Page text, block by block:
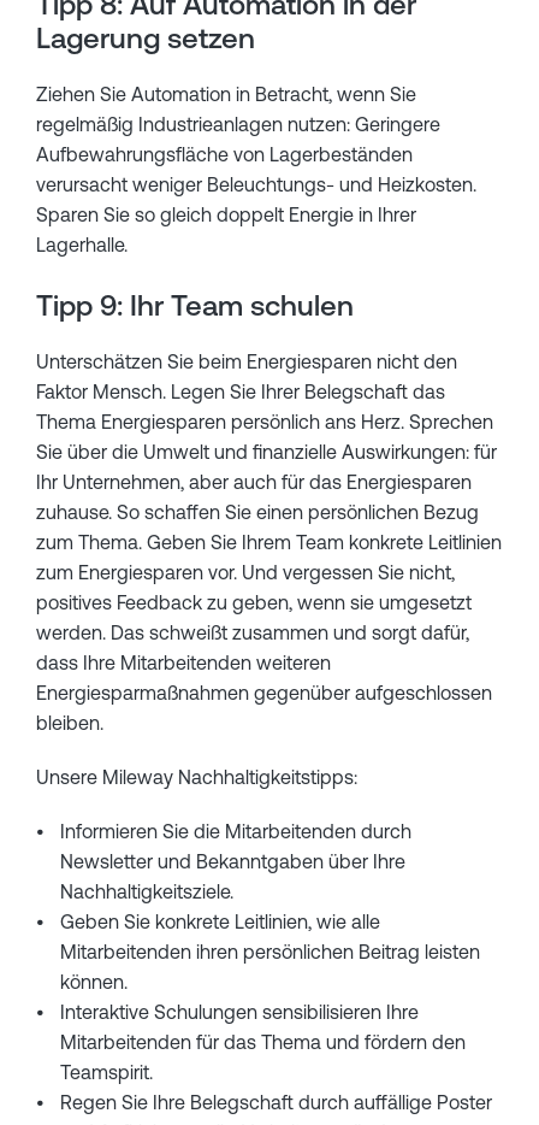
Lagerung setzen
Ziehen Sie Automation in Betracht, wenn Sie
regelmäßig Industrieanlagen nutzen: Geringere
Aufbewahrungsfläche von Lagerbeständen
verursacht weniger Beleuchtungs- und Heizkosten.
Sparen Sie so gleich doppelt Energie in Ihrer
Lagerhalle.
Tipp 9: Ihr Team schulen
Unterschätzen Sie beim Energiesparen nicht den
Faktor Mensch. Legen Sie Ihrer Belegschaft das
Thema Energiesparen persönlich ans Herz. Sprechen
Sie über die Umwelt und finanzielle Auswirkungen: für
Ihr Unternehmen, aber auch für das Energiesparen
zuhause. So schaffen Sie einen persönlichen Bezug
zum Thema. Geben Sie Ihrem Team konkrete Leitlinien
zum Energiesparen vor. Und vergessen Sie nicht,
positives Feedback zu geben, wenn sie umgesetzt
werden. Das schweißt zusammen und sorgt dafür,
dass Ihre Mitarbeitenden weiteren
Energiesparmaßnahmen gegenüber aufgeschlossen
bleiben.
Unsere Mileway Nachhaltigkeitstipps:
Informieren Sie die Mitarbeitenden durch
Newsletter und Bekanntgaben über Ihre
Nachhaltigkeitsziele.
Geben Sie konkrete Leitlinien, wie alle
Mitarbeitenden ihren persönlichen Beitrag leisten
können.
Interaktive Schulungen sensibilisieren Ihre
Mitarbeitenden für das Thema und fördern den
Teamspirit.
Regen Sie Ihre Belegschaft durch auffällige Poster